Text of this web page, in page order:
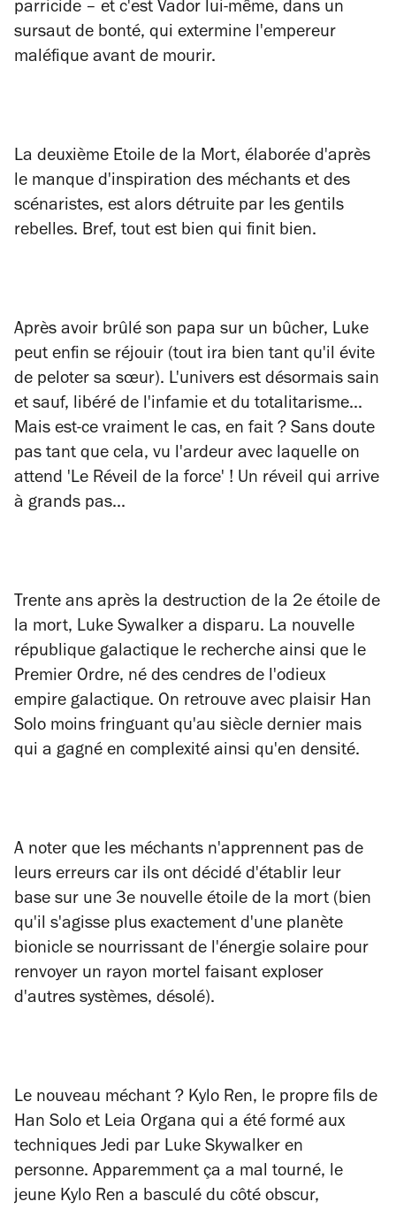
parricide – et c'est Vador lui-même, dans un
sursaut de bonté, qui extermine l'empereur
maléfique avant de mourir.
La deuxième Etoile de la Mort, élaborée d'après
le manque d'inspiration des méchants et des
scénaristes, est alors détruite par les gentils
rebelles. Bref, tout est bien qui finit bien.
Après avoir brûlé son papa sur un bûcher, Luke
peut enfin se réjouir (tout ira bien tant qu'il évite
de peloter sa sœur). L'univers est désormais sain
et sauf, libéré de l'infamie et du totalitarisme...
Mais est-ce vraiment le cas, en fait ? Sans doute
pas tant que cela, vu l'ardeur avec laquelle on
attend 'Le Réveil de la force' ! Un réveil qui arrive
à grands pas...
Trente ans après la destruction de la 2e étoile de
la mort, Luke Sywalker a disparu. La nouvelle
république galactique le recherche ainsi que le
Premier Ordre, né des cendres de l'odieux
empire galactique. On retrouve avec plaisir Han
Solo moins fringuant qu'au siècle dernier mais
qui a gagné en complexité ainsi qu'en densité.
A noter que les méchants n'apprennent pas de
leurs erreurs car ils ont décidé d'établir leur
base sur une 3e nouvelle étoile de la mort (bien
qu'il s'agisse plus exactement d'une planète
bionicle se nourrissant de l'énergie solaire pour
renvoyer un rayon mortel faisant exploser
d'autres systèmes, désolé).
Le nouveau méchant ? Kylo Ren, le propre fils de
Han Solo et Leia Organa qui a été formé aux
techniques Jedi par Luke Skywalker en
personne. Apparemment ça a mal tourné, le
jeune Kylo Ren a basculé du côté obscur,